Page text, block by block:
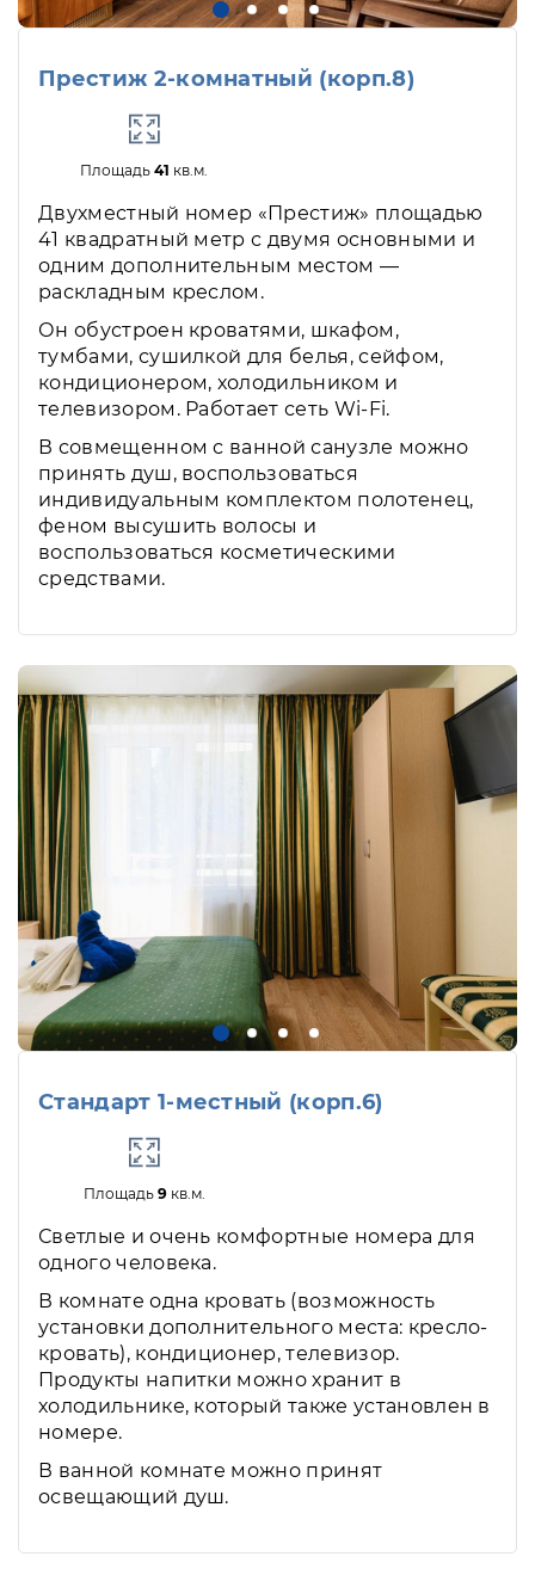
Престиж 2-комнатный (корп.8)
Площадь41 кв.м.
Двухместный номер «Престиж» площадью
41 квадратный метр с двумя основными и
одним дополнительным местом —
раскладным креслом.
Он обустроен кроватями, шкафом,
тумбами, сушилкой для белья, сейфом,
кондиционером, холодильником и
телевизором. Работает сеть Wi-Fi.
В совмещенном с ванной санузле можно
принять душ, воспользоваться
индивидуальным комплектом полотенец,
феном высушить волосы и
воспользоваться косметическими
средствами.
Стандарт 1-местный (корп.6)
Площадь 9кв.м.
Светлые и очень комфортные номера для
одного человека.
В комнате одна кровать (возможность
установки дополнительного места: кресло-
кровать), кондиционер, телевизор.
Продукты напитки можно хранит в
холодильнике, который также установлен в
номере.
В ванной комнате можно принят
освещающий душ.